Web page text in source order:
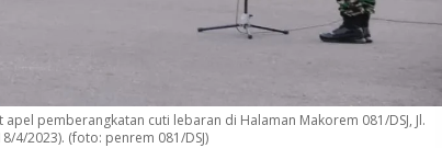
apel pemberangkatan cuti lebaran di Halaman Makorem 081/DSJ, Jl.
4/2023). (foto: penrem 081/DSJ)